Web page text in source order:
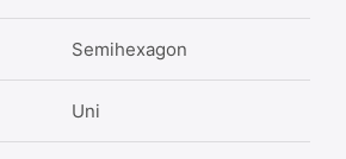
Semihexagon
Uni